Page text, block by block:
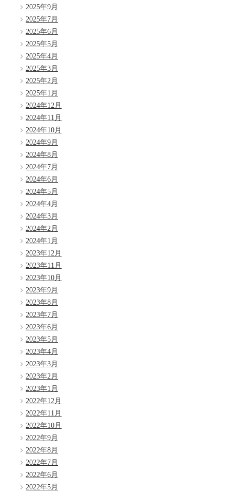
2025年9月
2025年7月
2025年6月
2025年5月
2025年4月
2025年3月
2025年2月
2025年1月
2024年12月
2024年11月
2024年10月
2024年9月
2024年8月
2024年7月
2024年6月
2024年5月
2024年4月
2024年3月
2024年2月
2024年1月
2023年12月
2023年11月
2023年10月
2023年9月
2023年8月
2023年7月
2023年6月
2023年5月
2023年4月
2023年3月
2023年2月
2023年1月
2022年12月
2022年11月
2022年10月
2022年9月
2022年8月
2022年7月
2022年6月
2022年5月